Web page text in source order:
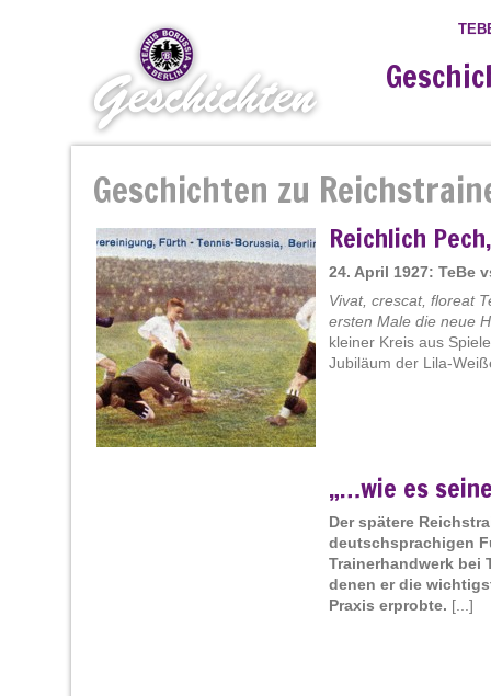
Geschichten zu
Reichlich
24. April 1927: TeBe
Vivat, crescat, floreat
ersten Male die neue
kleiner Kreis aus
Jubiläum der Lila-
„…wie es
Der spätere
deutschsprachigen
Trainerhandwerk bei
denen er die
Praxis erprobte. [...]